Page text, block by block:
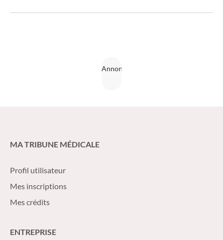
MA TRIBUNE MÉDICALE
Profil utilisateur
Mes inscriptions
Mes crédits
ENTREPRISE